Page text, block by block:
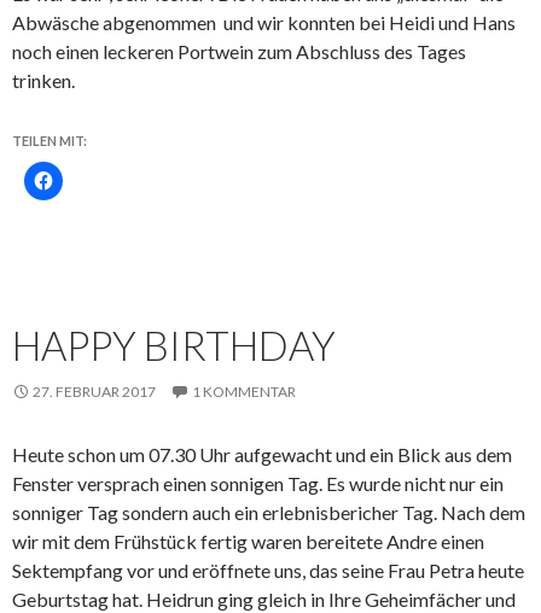
Abwäsche abgenommen und wir konnten bei Heidi und Hans
noch einen leckeren Portwein zum Abschluss des Tages
trinken.
TEILEN MIT:
HAPPY BIRTHDAY
27. FEBRUAR 2017 1 KOMMENTAR
Heute schon um 07.30 Uhr aufgewacht und ein Blick aus dem
Fenster versprach einen sonnigen Tag. Es wurde nicht nur ein
sonniger Tag sondern auch ein erlebnisbericher Tag. Nach dem
wir mit dem Frühstück fertig waren bereitete Andre einen
Sektempfang vor und eröffnete uns, das seine Frau Petra heute
Geburtstag hat. Heidrun ging gleich in Ihre Geheimfächer und